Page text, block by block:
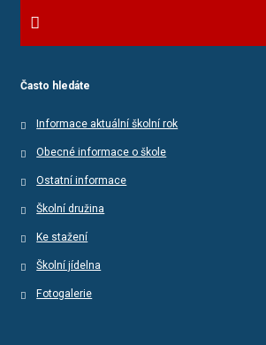
Často hledáte
Informace aktuální školní rok
Obecné informace o škole
Ostatní informace
Školní družina
Ke stažení
Školní jídelna
Fotogalerie